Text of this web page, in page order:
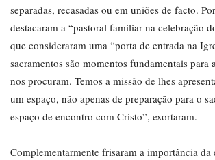
separadas, recasadas ou em uniões de facto.
destacaram a “pastoral familiar na celebração
que consideraram uma “porta de entrada na
sacramentos são momentos fundamentais para
nos procuram. Temos a missão de lhes
um espaço, não apenas de preparação para o
espaço de encontro com Cristo”, exortaram.
Complementarmente frisaram a importância da